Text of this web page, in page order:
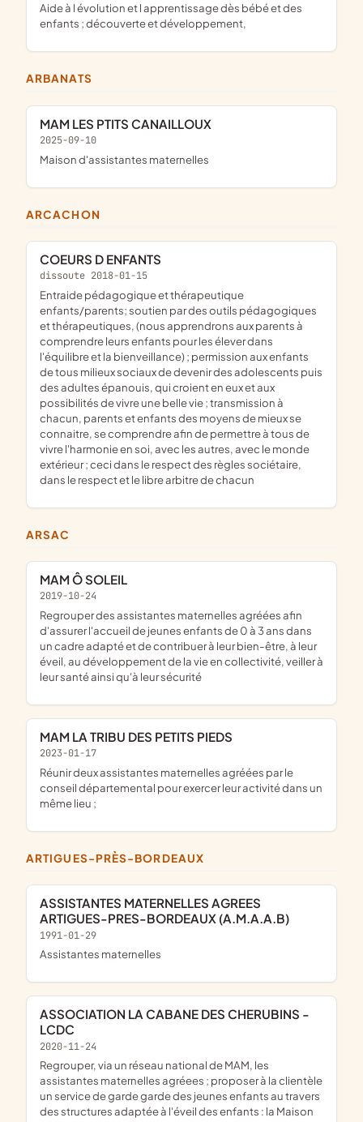
aide à l évolution et l apprentissage dès bébé et des
enfants ; découverte et développement,
ARBANATS
MAM LES PTITS CANAILLOUX
2025-09-10
maison d'assistantes maternelles
ARCACHON
COEURS D ENFANTS
dissoute 2018-01-15
entraide pédagogique et thérapeutique
enfants/parents; soutien par des outils pédagogiques
et thérapeutiques, (nous apprendrons aux parents à
comprendre leurs enfants pour les élever dans
l'équilibre et la bienveillance) ; permission aux enfants
de tous milieux sociaux de devenir des adolescents puis
des adultes épanouis, qui croient en eux et aux
possibilités de vivre une belle vie ; transmission à
chacun, parents et enfants des moyens de mieux se
connaitre, se comprendre afin de permettre à tous de
vivre l'harmonie en soi, avec les autres, avec le monde
extérieur ; ceci dans le respect des règles sociétaire,
dans le respect et le libre arbitre de chacun
ARSAC
MAM Ô SOLEIL
2019-10-24
regrouper des assistantes maternelles agréées afin
d'assurer l'accueil de jeunes enfants de 0 à 3 ans dans
un cadre adapté et de contribuer à leur bien-être, à leur
éveil, au développement de la vie en collectivité, veiller à
leur santé ainsi qu'à leur sécurité
MAM LA TRIBU DES PETITS PIEDS
2023-01-17
réunir deux assistantes maternelles agréées par le
conseil départemental pour exercer leur activité dans un
même lieu ;
ARTIGUES-PRÈS-BORDEAUX
ASSISTANTES MATERNELLES AGREES
ARTIGUES-PRES-BORDEAUX (A.M.A.A.B)
1991-01-29
assistantes maternelles
ASSOCIATION LA CABANE DES CHERUBINS -
LCDC
2020-11-24
regrouper, via un réseau national de MAM, les
assistantes maternelles agréees ; proposer à la clientèle
un service de garde garde des jeunes enfants au travers
des structures adaptée à l'éveil des enfants : la Maison